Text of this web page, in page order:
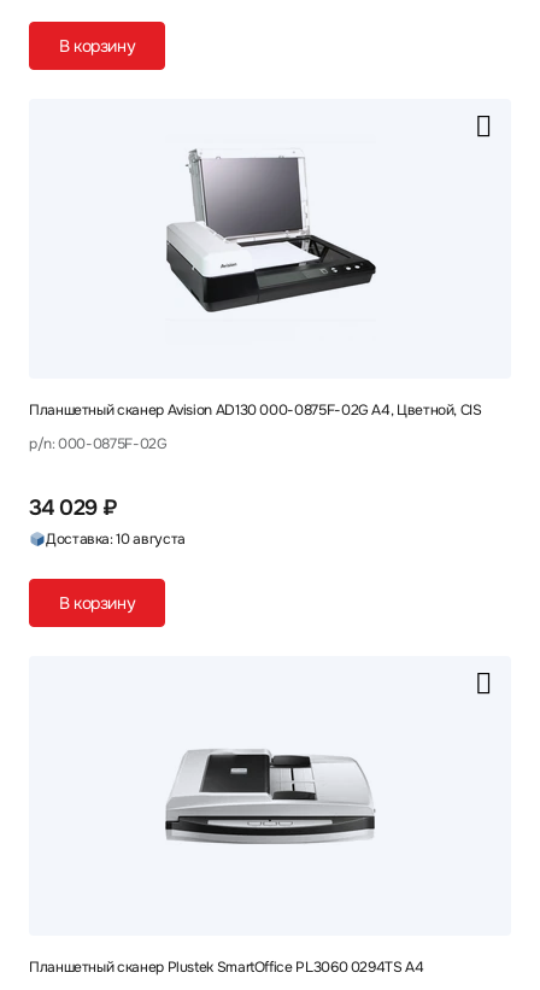
В корзину
Планшетный сканер Avision AD130 000-0875F-02G A4, Цветной, CIS
p/n: 000-0875F-02G
34 029 ₽
Доставка: 10 августа
В корзину
Планшетный сканер Plustek SmartOffice PL3060 0294TS A4